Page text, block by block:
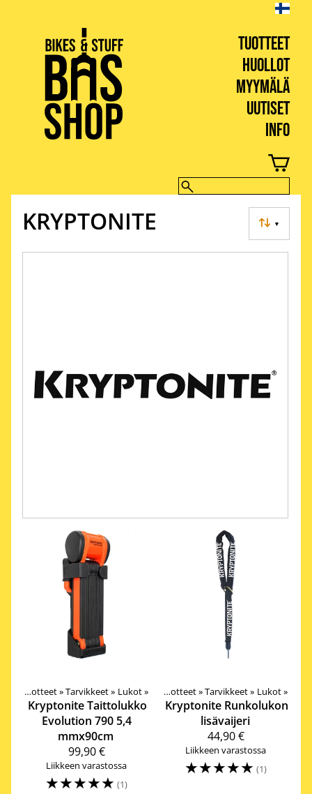
TUOTTEET
HUOLLOT
MYYMÄLÄ
UUTISET
INFO
BIKES & STUFF
▼
KRYPTONITE
Tuotteet ‪»Tarvikkeet‪» Lukot‪»
Kryptonite Taittolukko
Evolution 790 5,4
mmx90cm
99,90 €
Liikkeen varastossa
☆☆☆☆☆ (1)
Tuotteet ‪»Tarvikkeet‪» Lukot‪»
Kryptonite Runkolukon
lisävaijeri
44,90 €
Liikkeen varastossa
☆☆☆☆☆ (1)